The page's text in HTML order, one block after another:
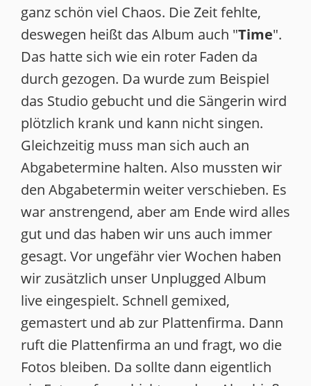
ganz schön viel Chaos. Die Zeit fehlte,
deswegen heißt das Album auch "Time".
Das hatte sich wie ein roter Faden da
durch gezogen. Da wurde zum Beispiel
das Studio gebucht und die Sängerin wird
plötzlich krank und kann nicht singen.
Gleichzeitig muss man sich auch an
Abgabetermine halten. Also mussten wir
den Abgabetermin weiter verschieben. Es
war anstrengend, aber am Ende wird alles
gut und das haben wir uns auch immer
gesagt. Vor ungefähr vier Wochen haben
wir zusätzlich unser Unplugged Album
live eingespielt. Schnell gemixed,
gemastert und ab zur Plattenfirma. Dann
ruft die Plattenfirma an und fragt, wo die
Fotos bleiben. Da sollte dann eigentlich